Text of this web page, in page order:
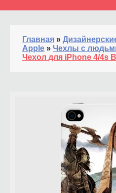
Главная »
Apple » Чехлы с
Чехол для iPhone 4/4s